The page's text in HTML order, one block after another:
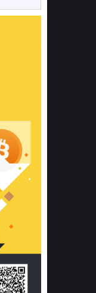
khác
đỡ
dòng
quốc
kích
kiện
hiểu
về tác
đệm
mỹ lẫn
cân
trọng